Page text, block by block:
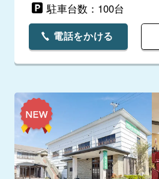
駐車台数：100台
電話をかける